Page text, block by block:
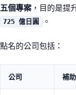
五個專案 ，目的是提
725 億日圓 。
點名的公司包括：
公司 補